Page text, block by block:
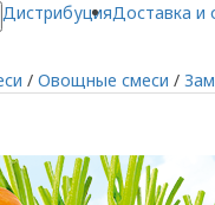
ДистрибуцияДоставка и
/ Овощные смеси /